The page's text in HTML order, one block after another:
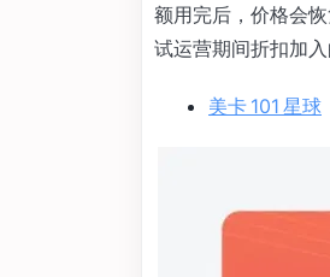
额用完后，价格会
试运营期间折扣加
美卡 101 星球